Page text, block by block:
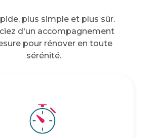
plus simple et plus sûr.
d'un accompagnement
pour rénover en toute
sérénité.